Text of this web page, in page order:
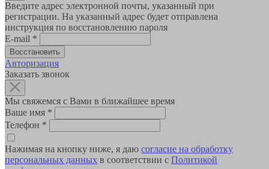
Введите адрес электронной почты, указанный при
регистрации. На указанный адрес будет отправлена
инструкция по восстановлению пароля
E-mail *
Авторизация
Заказать звонок
Мы свяжемся с Вами в ближайшее время
Ваше имя *
Телефон *
Нажимая на кнопку ниже, я даю согласие на обработку
персональных данных в соответствии с Политикой